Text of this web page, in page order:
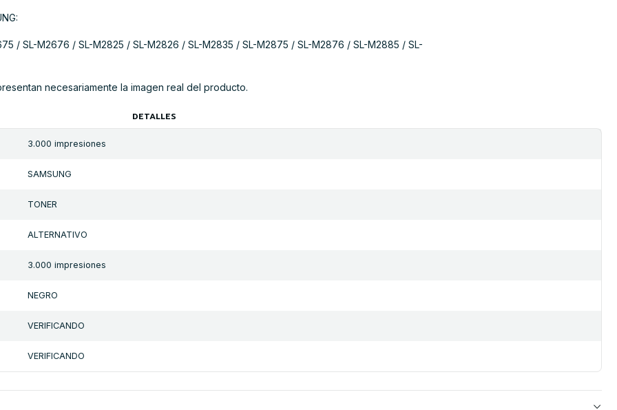
/ SL-M2676 / SL-M2825 / SL-M2826 / SL-M2835 / SL-M2875 / SL-M2876 / SL-M2885 / SL-
necesariamente la imagen real del producto.
DETALLES
3.000 impresiones
SAMSUNG
TONER
ALTERNATIVO
3.000 impresiones
NEGRO
VERIFICANDO
VERIFICANDO